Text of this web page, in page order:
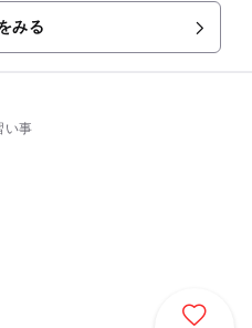
ら、30年ほど前に2頭のポニ
みる
い事